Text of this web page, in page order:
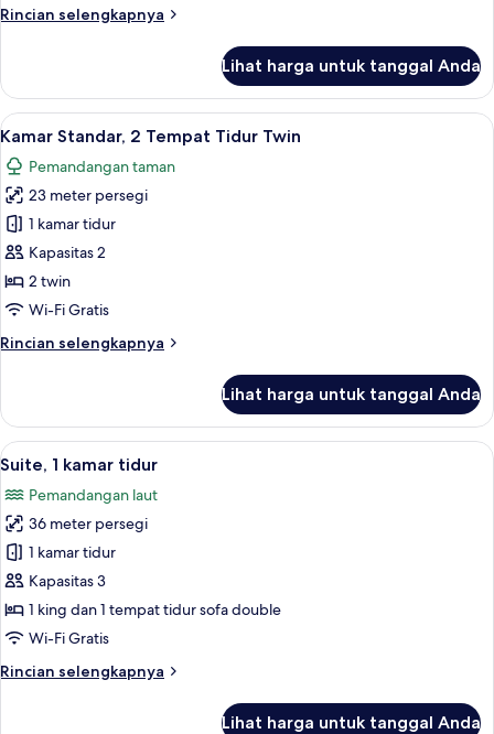
Rincian selengkapnya
Rincian
Suite,
kamar
Lihat harga untuk tanggal Anda
Lihat
semua
foto
untuk
Kamar
Standar,
2
Tempat
Twin
Kamar Standar, 2 Tempat Tidur
6
Kamar Standar, 2 Tempat Tidur Twin
Pemandangan taman
23 meter persegi
1 kamar tidur
Kapasitas 2
2 twin
Wi-Fi Gratis
Rincian selengkapnya
Rincian
Kamar
Standar,
2
Tidur
Twin
Lihat harga untuk tanggal Anda
Lihat
semua
foto
untuk
Suite,
1
kamar
tidur
Suite, 1 kamar tidur | Brankas, meja
16
Suite, 1 kamar tidur
Pemandangan laut
36 meter persegi
1 kamar tidur
Kapasitas 3
1 king dan 1 tempat tidur sofa double
Wi-Fi Gratis
Rincian selengkapnya
Rincian
Lihat harga untuk tanggal Anda